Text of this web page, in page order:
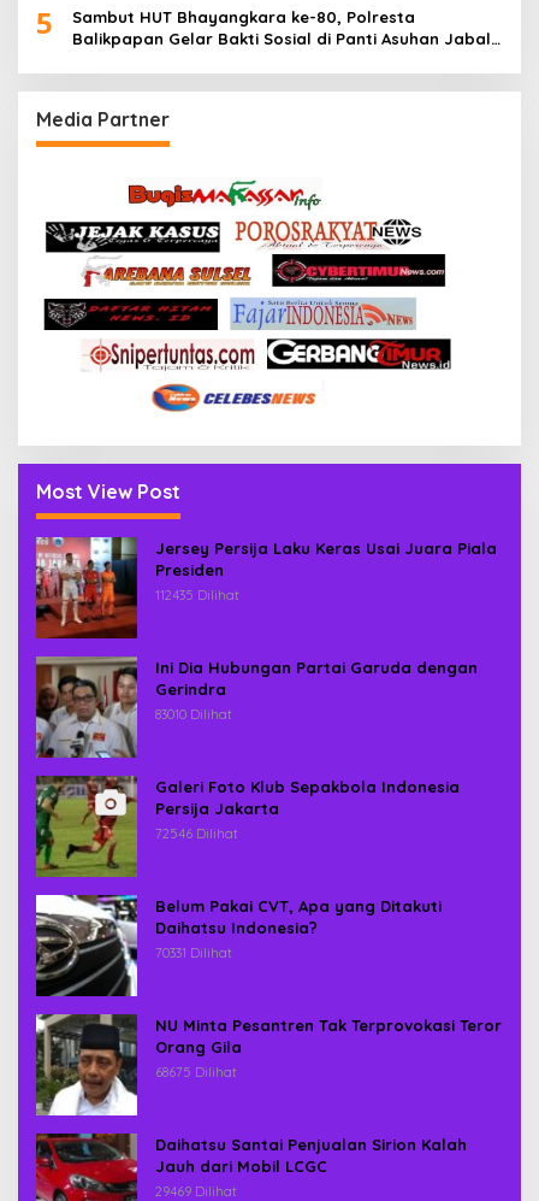
5
Sambut HUT Bhayangkara ke-80, Polresta
Balikpapan Gelar Bakti Sosial di Panti Asuhan Jabal
Media Partner
Most View Post
Jersey Persija Laku Keras Usai Juara Piala
Presiden
112435 Dilihat
Ini Dia Hubungan Partai Garuda dengan
Gerindra
83010 Dilihat
Galeri Foto Klub Sepakbola Indonesia
Persija Jakarta
72546 Dilihat
Belum Pakai CVT, Apa yang Ditakuti
Daihatsu Indonesia?
70331 Dilihat
NU Minta Pesantren Tak Terprovokasi Teror
Orang Gila
68675 Dilihat
Daihatsu Santai Penjualan Sirion Kalah
Jauh dari Mobil LCGC
29469 Dilihat